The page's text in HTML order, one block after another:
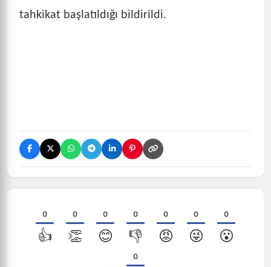
tahkikat başlatıldığı bildirildi.
0
👍
0
👏
0
😊
0
👎
0
😡
0
😜
0
😮
0